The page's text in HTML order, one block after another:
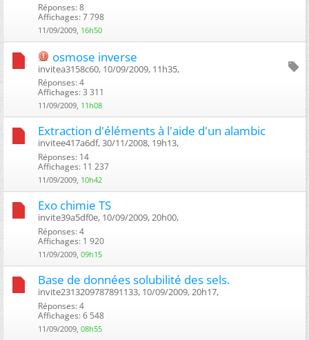
Réponses: 8
Affichages: 7 798
11/09/2009, 16h50
osmose inverse
invitea3158c60, 10/09/2009, 11h35, ‎
Réponses: 4
Affichages: 3 311
11/09/2009, 11h08
Extraction d'éléments à l'aide d'un alambic
invitee417a6df, 30/11/2008, 19h13, ‎
Réponses: 14
Affichages: 11 237
11/09/2009, 10h42
Exo chimie TS
invite39a5df0e, 10/09/2009, 20h00, ‎
Réponses: 4
Affichages: 1 920
11/09/2009, 09h15
Base de données solubilité des sels.
invite2313209787891133, 10/09/2009, 20h17, ‎
Réponses: 4
Affichages: 6 548
11/09/2009, 08h55